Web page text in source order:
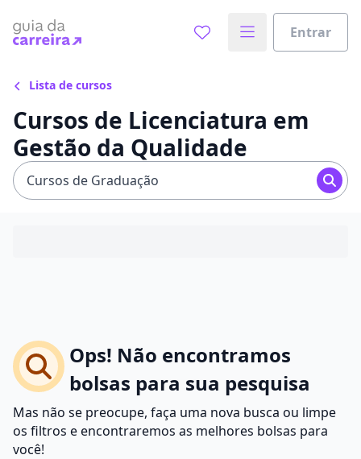
Entrar
Lista de cursos
Cursos de Licenciatura em
Gestão da Qualidade
Cursos de Graduação
Ops! Não encontramos
bolsas para sua pesquisa
Mas não se preocupe, faça uma nova busca ou limpe
os filtros e encontraremos as melhores bolsas para
você!